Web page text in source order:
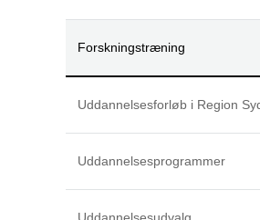
Forskningstræning
Uddannelsesforløb i Region
Uddannelsesprogrammer